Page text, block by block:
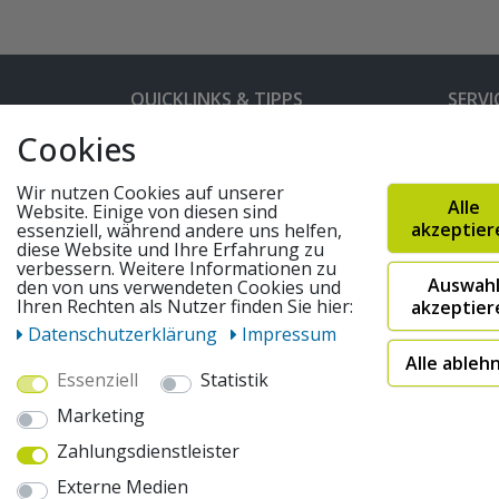
QUICKLINKS & TIPPS
Kunden-Login
Partnerprogramm
Marken
FAQ
Widerruf absenden
© 2026 pentagonsports.de
Daten­schutz­erklärung
* Alle Preise inkl. gesetzlicher Mehrwertsteuer zuzüglich
Cookies
Wir nutzen Cookies auf unserer
Website. Einige von diesen sind
essenziell, während andere uns helfen,
diese Website und Ihre Erfahrung zu
verbessern. Weitere Informationen zu
den von uns verwendeten Cookies und
Ihren Rechten als Nutzer finden Sie hier:
Daten­schutz­erklärung
Impressum
Essenziell
Statistik
Marketing
Zahlungsdienstleister
Externe Medien
Alle
Auswahl
Alle